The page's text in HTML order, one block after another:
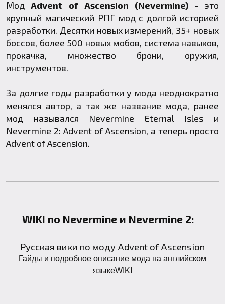
МодAdvent of Ascension (Nevermine) - это
крупный магический РПГ мод с долгой историей
разработки. Десятки новых измерений, 35+ новых
боссов, более 500 новых мобов, система навыков,
прокачка, множество брони, оружия,
инструментов.
За долгие годы разработки у мода неоднократно
менялся автор, а так же название мода, ранее
мод назывался Nevermine Eternal Isles и
Nevermine 2: Advent of Ascension, а теперь просто
Advent of Ascension.
WIKI по Nevermine и Nevermine 2:
Русская вики по моду Advent of Ascension
Гайды и подробное описание мода на английском
языкеWIKI